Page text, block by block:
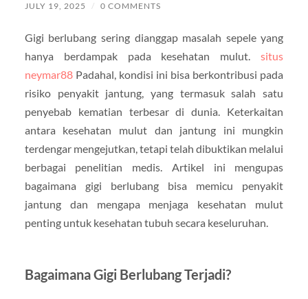
JULY 19, 2025 / 0 COMMENTS
Gigi berlubang sering dianggap masalah sepele yang
hanya berdampak pada kesehatan mulut.situs
neymar88Padahal, kondisi ini bisa berkontribusi pada
risiko penyakit jantung, yang termasuk salah satu
penyebab kematian terbesar di dunia. Keterkaitan
antara kesehatan mulut dan jantung ini mungkin
terdengar mengejutkan, tetapi telah dibuktikan melalui
berbagai penelitian medis. Artikel ini mengupas
bagaimana gigi berlubang bisa memicu penyakit
jantung dan mengapa menjaga kesehatan mulut
penting untuk kesehatan tubuh secara keseluruhan.
Bagaimana Gigi Berlubang Terjadi?